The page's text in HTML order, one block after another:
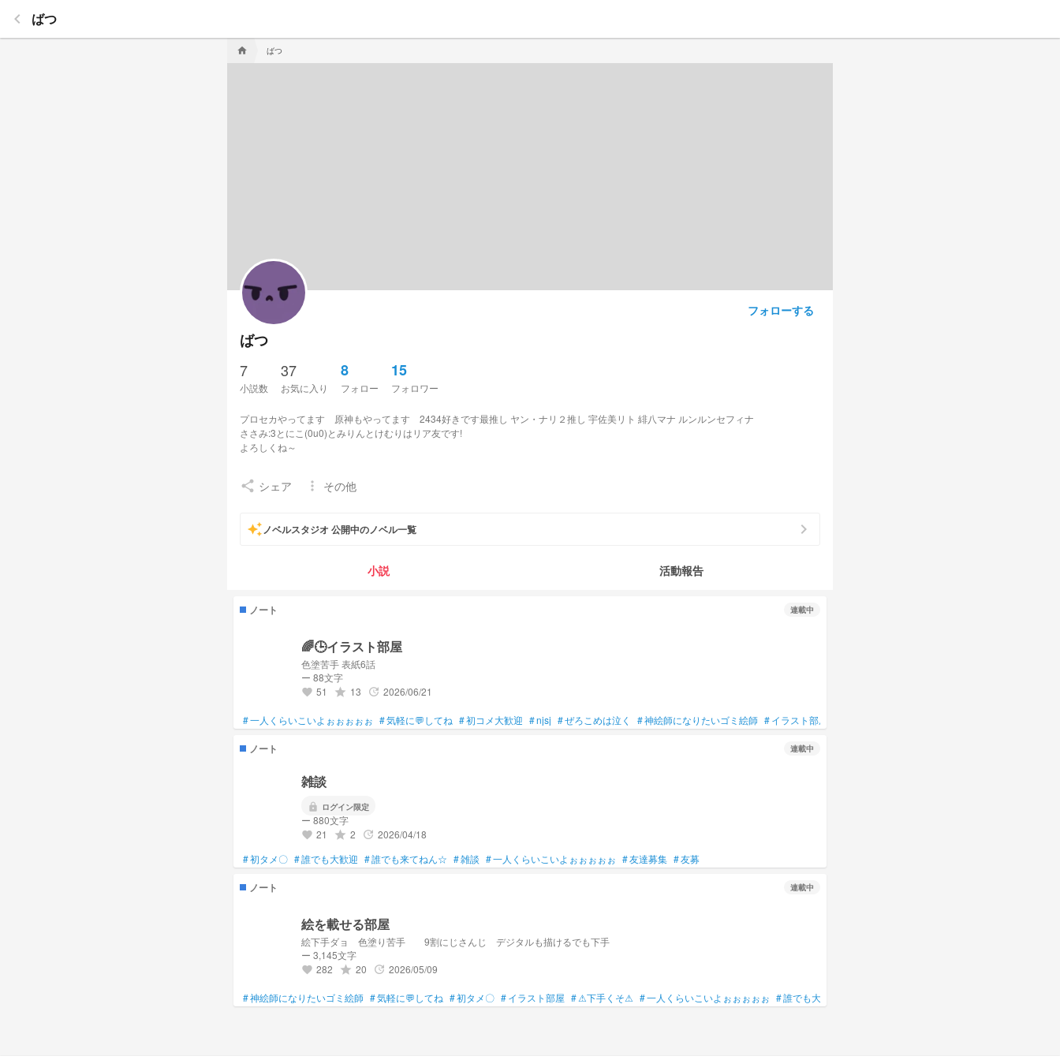
home ばつ
keyboard_arrow_left ばつ
フォローする
ばつ
7
小説数
37
お気に入り
8
フォロー
15
フォロワー
プロセカやってます 原神もやってます 2434好きです最推し ヤン・ナリ２推し 宇佐美リト 緋八マナ ルンルンセフィナ
ささみ:3とにこ(0u0)とみりんとけむりはリア友です!
よろしくね～
user/OUoXly+色塗りが好きすぎる透明感が好きです尊敬しております
share シェア more_vert その他
auto_awesomeノベルスタジオ 公開中のノベル一覧 chevron_right
小説 活動報告
ノート 連載中
🌈🕒️イラスト部屋
色塗苦手 表紙6話
ー 88文字
favorite 51 grade 13 update 2026/06/21
#一人くらいこいよぉぉぉぉぉ #気軽に💬してね #初コメ大歓迎 #njsj #ぜろこめは泣く #神絵師になりたいゴミ絵師 #イラスト部屋
ノート 連載中
雑談
lock ログイン限定
ー 880文字
favorite 21 grade 2 update 2026/04/18
#初タメ〇 #誰でも大歓迎 #誰でも来てねん☆ #雑談 #一人くらいこいよぉぉぉぉぉ #友達募集 #友募
ノート 連載中
絵を載せる部屋
絵下手ダョ 色塗り苦手 9割にじさんじ デジタルも描けるでも下手
ー 3,145文字
favorite 282 grade 20 update 2026/05/09
#神絵師になりたいゴミ絵師 #気軽に💬してね #初タメ〇 #イラスト部屋 #⚠下手くそ⚠ #一人くらいこいよぉぉぉぉぉ #誰でも大歓迎